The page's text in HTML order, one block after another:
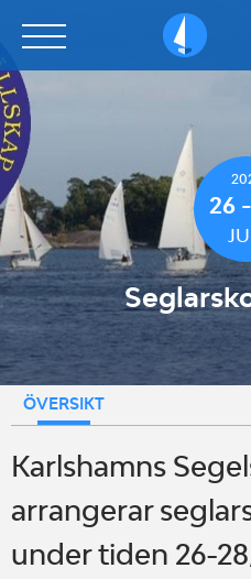
Sailarena
26
ÖVERSIKT
Karlshamns
arrangerar
under tiden 26-